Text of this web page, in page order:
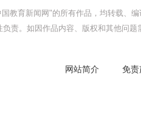
教育新闻网"的所有作品，均转载、
责。如因作品内容、版权和其他问
网站简介 免责